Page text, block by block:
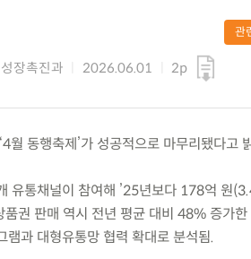
장촉진과 2026.06.01 2p
관
동행축제’가 성공적으로 마무리됐다고
유통채널이 참여해 ’25년보다 178억 원
권 판매 역시 전년 평균 대비 48% 증가
램과 대형유통망 협력 확대로 분석됨.